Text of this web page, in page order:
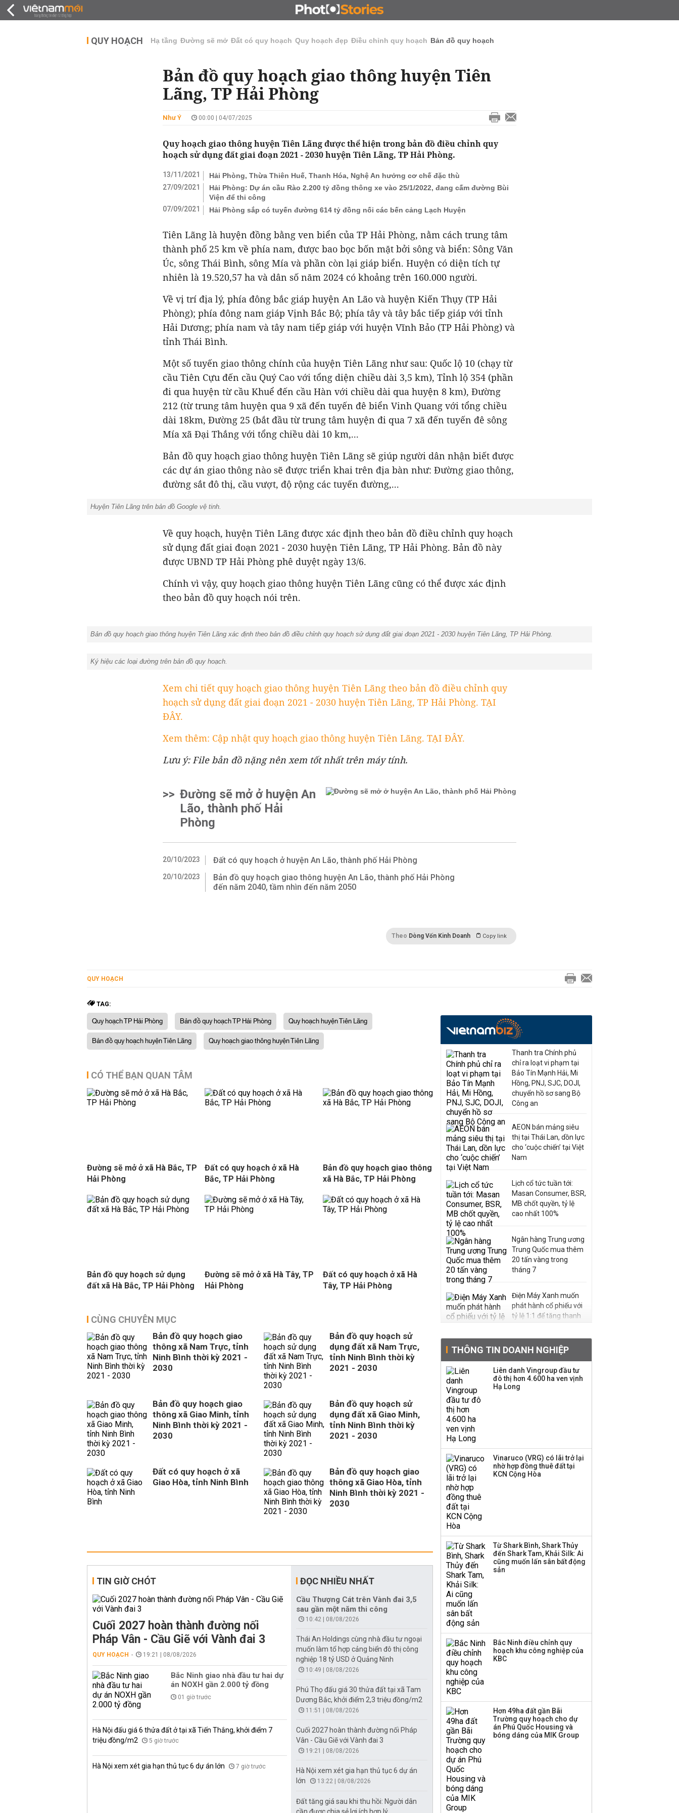
ĐẤU GIÁ - ĐẤU THẦU KINH DOANH
QUY HOẠCH Hạ tầng Đường sẽ mở Đất có quy hoạch Quy hoạch đẹp Điều chỉnh quy hoạch Bản đồ quy hoạch
Bản đồ quy hoạch giao thông huyện Tiên
Lãng, TP Hải Phòng
Như Ý 00:00 | 04/07/2025
Quy hoạch giao thông huyện Tiên Lãng được thể hiện trong bản đồ điều chỉnh quy
hoạch sử dụng đất giai đoạn 2021 - 2030 huyện Tiên Lãng, TP Hải Phòng.
13/11/2021
Hải Phòng, Thừa Thiên Huế, Thanh Hóa, Nghệ An hưởng cơ chế đặc thù
27/09/2021
Hải Phòng: Dự án cầu Rào 2.200 tỷ đồng thông xe vào 25/1/2022, đang cấm đường Bùi
Viện để thi công
07/09/2021
Hải Phòng sắp có tuyến đường 614 tỷ đồng nối các bến cảng Lạch Huyện
Tiên Lãng là huyện đồng bằng ven biển của TP Hải Phòng, nằm cách trung tâm
thành phố 25 km về phía nam, được bao bọc bốn mặt bởi sông và biển: Sông Văn
Úc, sông Thái Bình, sông Mía và phần còn lại giáp biển. Huyện có diện tích tự
nhiên là 19.520,57 ha và dân số năm 2024 có khoảng trên 160.000 người.
Về vị trí địa lý, phía đông bắc giáp huyện An Lão và huyện Kiến Thụy (TP Hải
Phòng); phía đông nam giáp Vịnh Bắc Bộ; phía tây và tây bắc tiếp giáp với tỉnh
Hải Dương; phía nam và tây nam tiếp giáp với huyện Vĩnh Bảo (TP Hải Phòng) và
tỉnh Thái Bình.
Một số tuyến giao thông chính của huyện Tiên Lãng như sau: Quốc lộ 10 (chạy từ
cầu Tiên Cựu đến cầu Quý Cao với tổng diện chiều dài 3,5 km), Tỉnh lộ 354 (phần
đi qua huyện từ cầu Khuể đến cầu Hàn với chiều dài qua huyện 8 km), Đường
212 (từ trung tâm huyện qua 9 xã đến tuyến đê biển Vinh Quang với tổng chiều
dài 18km, Đường 25 (bắt đầu từ trung tâm huyện đi qua 7 xã đến tuyến đê sông
Mía xã Đại Thắng với tổng chiều dài 10 km,...
Bản đồ quy hoạch giao thông huyện Tiên Lãng sẽ giúp người dân nhận biết được
các dự án giao thông nào sẽ được triển khai trên địa bàn như: Đường giao thông,
đường sắt đô thị, cầu vượt, độ rộng các tuyến đường,...
Huyện Tiên Lãng trên bản đồ Google vệ tinh.
Về quy hoạch, huyện Tiên Lãng được xác định theo bản đồ điều chỉnh quy hoạch
sử dụng đất giai đoạn 2021 - 2030 huyện Tiên Lãng, TP Hải Phòng. Bản đồ này
được UBND TP Hải Phòng phê duyệt ngày 13/6.
Chính vì vậy, quy hoạch giao thông huyện Tiên Lãng cũng có thể được xác định
theo bản đồ quy hoạch nói trên.
Bản đồ quy hoạch giao thông huyện Tiên Lãng xác định theo bản đồ điều chỉnh quy hoạch sử dụng đất giai đoạn 2021 - 2030 huyện Tiên Lãng, TP Hải Phòng.
Ký hiệu các loại đường trên bản đồ quy hoạch.
Xem chi tiết quy hoạch giao thông huyện Tiên Lãng theo bản đồ điều chỉnh quy
hoạch sử dụng đất giai đoạn 2021 - 2030 huyện Tiên Lãng, TP Hải Phòng. TẠI
ĐÂY.
Xem thêm: Cập nhật quy hoạch giao thông huyện Tiên Lãng. TẠI ĐÂY.
Lưu ý: File bản đồ nặng nên xem tốt nhất trên máy tính.
>> Đường sẽ mở ở huyện An
Lão, thành phố Hải
Phòng
20/10/2023 Đất có quy hoạch ở huyện An Lão, thành phố Hải Phòng
20/10/2023
Bản đồ quy hoạch giao thông huyện An Lão, thành phố Hải Phòng
đến năm 2040, tầm nhìn đến năm 2050
Theo Dòng Vốn Kinh Doanh Copy link
QUY HOẠCH
TAG:
Quy hoạch TP Hải Phòng Bản đồ quy hoạch TP Hải Phòng
Quy hoạch huyện Tiên Lãng
Bản đồ quy hoạch huyện Tiên Lãng
Quy hoạch giao thông huyện Tiên Lãng
CÓ THỂ BẠN QUAN TÂM
Đường sẽ mở ở xã Hà Bắc, TP
Hải Phòng
Đất có quy hoạch ở xã Hà
Bắc, TP Hải Phòng
Bản đồ quy hoạch giao thông
xã Hà Bắc, TP Hải Phòng
Bản đồ quy hoạch sử dụng
đất xã Hà Bắc, TP Hải Phòng
Đường sẽ mở ở xã Hà Tây, TP
Hải Phòng
Đất có quy hoạch ở xã Hà
Tây, TP Hải Phòng
CÙNG CHUYÊN MỤC
Bản đồ quy hoạch giao
thông xã Nam Trực, tỉnh
Ninh Bình thời kỳ 2021 -
2030
Bản đồ quy hoạch sử
dụng đất xã Nam Trực,
tỉnh Ninh Bình thời kỳ
2021 - 2030
Bản đồ quy hoạch giao
thông xã Giao Minh, tỉnh
Ninh Bình thời kỳ 2021 -
2030
Bản đồ quy hoạch sử
dụng đất xã Giao Minh,
tỉnh Ninh Bình thời kỳ
2021 - 2030
Đất có quy hoạch ở xã
Giao Hòa, tỉnh Ninh Bình
Bản đồ quy hoạch giao
thông xã Giao Hòa, tỉnh
Ninh Bình thời kỳ 2021 -
2030
TIN GIỜ CHÓT
Cuối 2027 hoàn thành đường nối
Pháp Vân - Cầu Giẽ với Vành đai 3
QUY HOẠCH 19:21 | 08/08/2026
Bắc Ninh giao nhà đầu tư hai dự
án NOXH gần 2.000 tỷ đồng
01 giờ trước
Hà Nội đấu giá 6 thửa đất ở tại xã Tiến Thắng, khởi điểm 7
triệu đồng/m2
5 giờ trước
Hà Nội xem xét gia hạn thủ tục 6 dự án lớn 7 giờ trước
ĐỌC NHIỀU NHẤT
Cầu Thượng Cát trên Vành đai 3,5
sau gần một năm thi công
10:42 | 08/08/2026
Thái An Holdings cùng nhà đầu tư ngoại
muốn làm tổ hợp cảng biển đô thị công
nghiệp 18 tỷ USD ở Quảng Ninh
10:49 | 08/08/2026
Phú Thọ đấu giá 30 thửa đất tại xã Tam
Dương Bắc, khởi điểm 2,3 triệu đồng/m2
11:51 | 08/08/2026
Cuối 2027 hoàn thành đường nối Pháp
Vân - Cầu Giẽ với Vành đai 3
19:21 | 08/08/2026
Hà Nội xem xét gia hạn thủ tục 6 dự án
lớn
13:22 | 08/08/2026
Đất tăng giá sau khi thu hồi: Người dân
Thanh tra Chính phủ
chỉ ra loạt vi phạm tại
Bảo Tín Mạnh Hải, Mi
Hồng, PNJ, SJC, DOJI,
chuyển hồ sơ sang Bộ
Công an
AEON bán mảng siêu
thị tại Thái Lan, dồn lực
cho ‘cuộc chiến’ tại Việt
Nam
Lịch cổ tức tuần tới:
Masan Consumer, BSR,
MB chốt quyền, tỷ lệ
cao nhất 100%
Ngân hàng Trung ương
Trung Quốc mua thêm
20 tấn vàng trong
tháng 7
Điện Máy Xanh muốn
phát hành cổ phiếu với
tỷ lệ 1:1 để tăng thanh
Sau nhịp điều chỉnh
mạnh, CTCK nhìn thấy
cơ hội ở nhóm cổ phiếu
nào?
hàng
TOP 10 ngân hàng lãi
Công ty 100 tỷ của
Huấn Hoa Hồng bỗng
dưng ‘biến mất’, một
THÔNG TIN DOANH NGHIỆP
Liên danh Vingroup đầu tư
đô thị hơn 4.600 ha ven vịnh
Hạ Long
Vinaruco (VRG) có lãi trở lại
nhờ hợp đồng thuê đất tại
KCN Cộng Hòa
Từ Shark Bình, Shark Thủy
đến Shark Tam, Khải Silk: Ai
cũng muốn lấn sân bất động
sản
Bắc Ninh điều chỉnh quy
hoạch khu công nghiệp của
KBC
Hơn 49ha đất gần Bãi
Trường quy hoạch cho dự
án Phú Quốc Housing và
bóng dáng của MIK Group